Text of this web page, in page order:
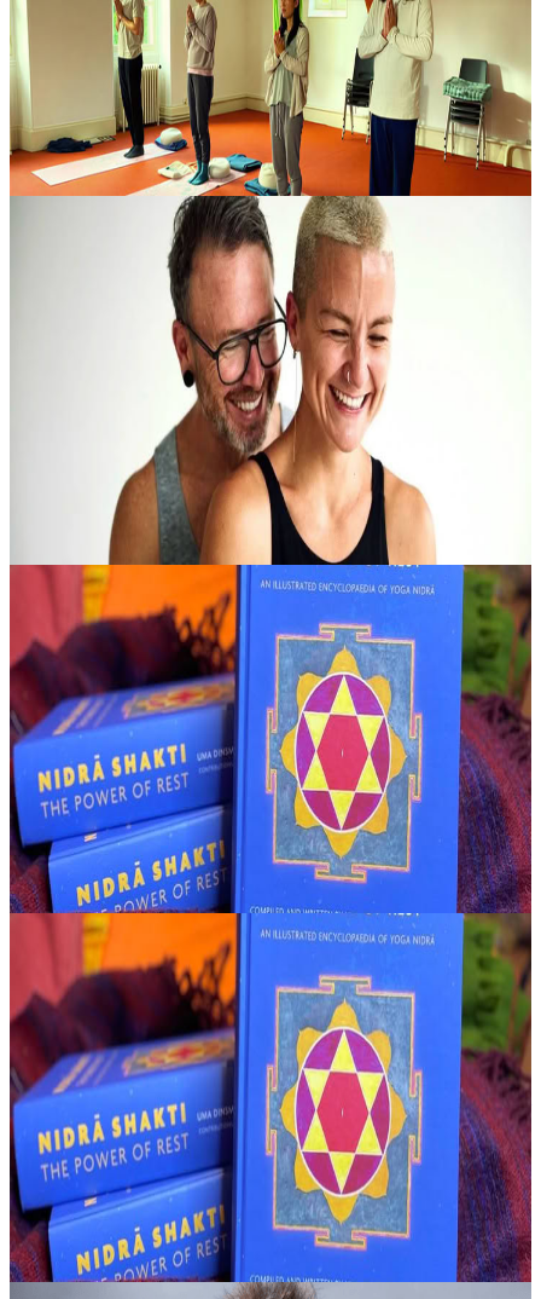
Centre Lothlorien propone un corso di formazione insegnanti di
yoga di 200 ore, strutturato secondo gli standard dello Yoga Institute
di Mumbai, in India, il più antico centro yoga organizzato al mond...
3250,00 €
3 ottobre 2026 11:00
Arnhem, Paesi Bassi
Immersione nell’Ashtanga con David Robson e
Trascorri un lungo fine settimana dedicandoti in modo approfondito
alla pratica dell’Ashtanga yoga insieme a due insegnanti molto
stimati, David Robson e Jelena Vesić. Questo percorso immersivo
15 ottobre 2026
07:30
Amsterdam, Paesi Bassi
Total Yoga Nidra Teacher Training – Formazione
Insegnanti
Il percorso di formazione per insegnanti e facilitatori è pensato per
chi desidera condividere Yoga Nidra con chiarezza, sicurezza e
sensibilità, sia in classi di gruppo sia in incontri individuali o....
2170,00 €
26 novembre 2026 11:00
Amsterdam, Paesi Bassi
Formazione Insegnanti di Total Yoga Nidra – Online
(sessione serale di 3 ore)
Un percorso pensato per insegnanti di yoga e praticanti che
desiderano condividere il Yoga Nidra con sicurezza, sia in contesti di
gruppo sia nel lavoro individuale o in ambito terapeutico. La
propost...
2170,00 €
11 gennaio 2027 11:00
Amsterdam, Paesi Bassi